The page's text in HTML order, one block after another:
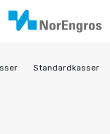
Standardkasser